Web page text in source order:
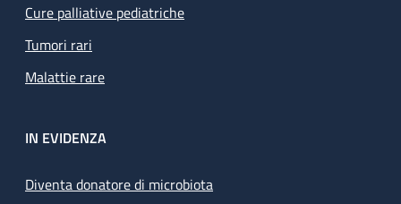
Cure palliative pediatriche
Tumori rari
Malattie rare
IN EVIDENZA
Diventa donatore di microbiota